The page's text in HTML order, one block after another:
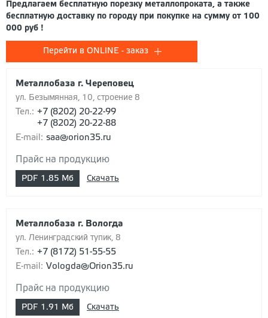
Предлагаем бесплатную порезку металлопроката, а также
бесплатную доставку по городу при покупке на сумму от 100
000 руб !
Перейти в ONLINE - заказ
Металлобаза г. Череповец
ул. Безымянная, 10, строение 8
Тел.: +7 (8202) 20-22-99
+7 (8202) 20-22-88
E-mail: saa@orion35.ru
Прайс на продукцию
PDF 1.85 Мб Скачать
Металлобаза г. Вологда
ул. Ленинградский тупик, 8
Тел.: +7 (8172) 51-55-55
E-mail: Vologda@Orion35.ru
Прайс на продукцию
PDF 1.91 Мб Скачать